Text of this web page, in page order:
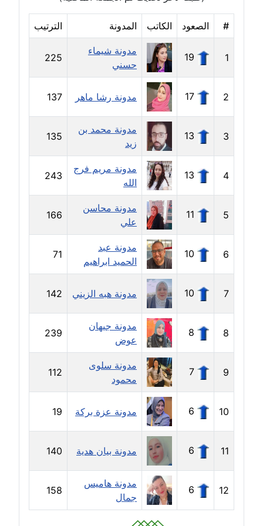
مدونة إيناس عراقي
عاملة
مدونة آيه ابو زهرة
عاملة
مدونة آية الدرديري
مدونة آيه الغمري
عاملة
مدونة آية عبد العزيز
عاملة
مدونة ايهاب همام
عاملة
مدونة بيان هدية
عاملة
مدونة تامر زيدان
عاملة
مدونة تسنيم فضالي
عاملة
مدونة ثائر دالي
عاملة
مدونة جاد كريم
عاملة
مدونة جلال الخطيب
# الصعود الكاتب المدونة الترتيب
1
19
مدونة شيماء
حسني
225
2
17 مدونة رشا ماهر 137
3
13
مدونة محمد بن
زيد
135
4
13
مدونة مريم فرج
الله
243
5
11
مدونة محاسن
علي
166
6
10
مدونة عبد
الحميد ابراهيم
71
7
10 مدونة هبه الزيني 142
8
8
مدونة جيهان
عوض
239
9
7
مدونة سلوى
محمود
112
10
6 مدونة عزة بركة 19
11
6 مدونة بيان هدية 140
12
6
مدونة هاميس
جمال
158